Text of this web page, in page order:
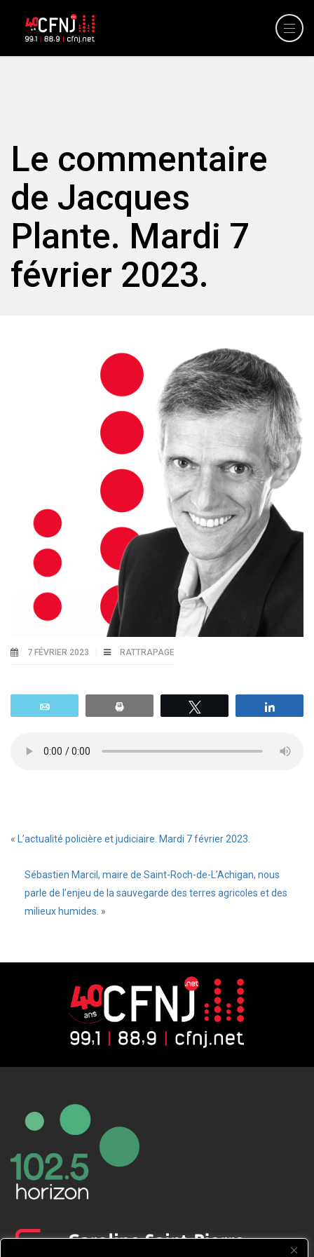
Le commentaire
de Jacques
Plante. Mardi 7
février 2023.
7 FÉVRIER 2023 RATTRAPAGE
« L’actualité policière et judiciaire. Mardi 7 février 2023.
Sébastien Marcil, maire de Saint-Roch-de-L’Achigan, nous
parle de l’enjeu de la sauvegarde des terres agricoles et des
milieux humides. »